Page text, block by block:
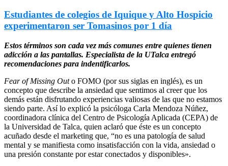
Estudiantes de colegios de Iquique y Alto Hospicio
experimentaron ser Tomasinos por 1 día
Estos términos son cada vez más comunes entre quienes tienen
adicción a las pantallas. Especialista de la UTalca entregó
recomendaciones para indentificarlos.
Fear of Missing Outo FOMO (por sus siglas en inglés), es un
concepto que describe la ansiedad que sentimos al creer que los
demás están disfrutando experiencias valiosas de las que no estamos
siendo parte. Así lo explicó la psicóloga Carla Mendoza Núñez,
coordinadora clínica del Centro de Psicología Aplicada (CEPA) de
la Universidad de Talca, quien aclaró que éste es un concepto
acuñado desde el marketing que, “no es una patología de salud
mental y se manifiesta como insatisfacción con la vida, ansiedad o
una presión constante por estar conectados y disponibles».